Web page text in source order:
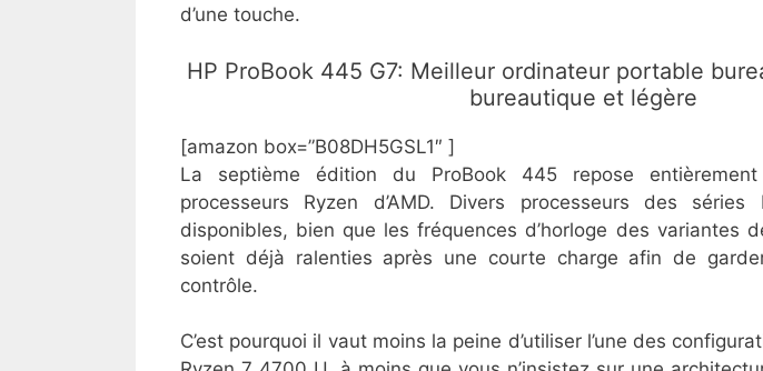
d’une touche.
​HP ProBook 445 G7: Meilleur ordinateur portable
bureautique et légère
[amazon box=”B08DH5GSL1″ ]
La septième édition du ProBook 445 repose
processeurs Ryzen d’AMD. Divers processeurs des
disponibles, bien que les fréquences d’horloge des variantes
soient déjà ralenties après une courte charge afin de
contrôle.
C’est pourquoi il vaut moins la peine d’utiliser l’une des